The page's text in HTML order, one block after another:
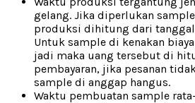
gelang. Jika diperlukan
produksi dihitung dari
Untuk sample di kenakan
jadi maka uang tersebut di
pembayaran, jika pesanan
sample di anggap hangus.
Waktu pembuatan sample